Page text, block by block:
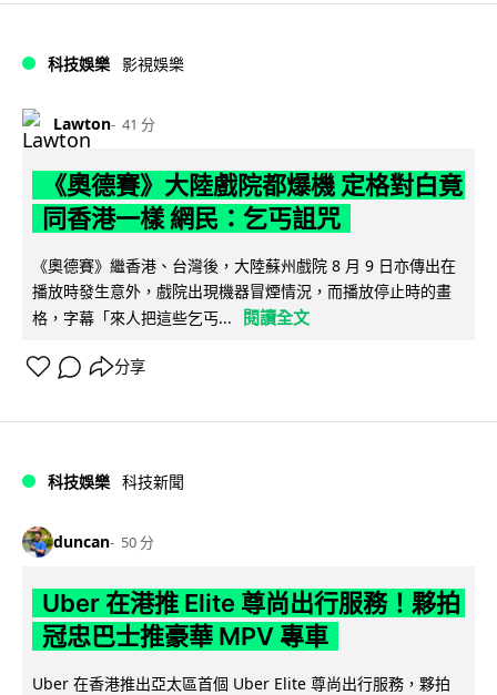
科技娛樂 影視娛樂
Lawton 41 分
《奧德賽》大陸戲院都爆機 定格對白竟
同香港一樣 網民：乞丐詛咒
《奧德賽》繼香港、台灣後，大陸蘇州戲院 8 月 9 日亦傳出在
播放時發生意外，戲院出現機器冒煙情況，而播放停止時的畫
格，字幕「來人把這些乞丐...
閱讀全文
分享
科技娛樂 科技新聞
duncan 50 分
Uber 在港推 Elite 尊尚出行服務！夥拍
冠忠巴士推豪華 MPV 專車
Uber 在香港推出亞太區首個 Uber Elite 尊尚出行服務，夥拍